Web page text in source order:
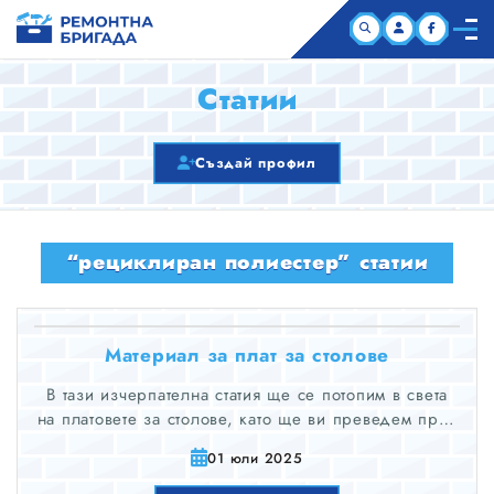
НАЧАЛО
КОМПАНИИ
ЗА НАС
Статии
Създай профил
“рециклиран полиестер” статии
Материал за плат за столове
В тази изчерпателна статия ще се потопим в света
на платовете за столове, като ще ви преведем през
избора на правилния материал, ще разберем
различните налични видове и ще ви предоставим
01 юли 2025